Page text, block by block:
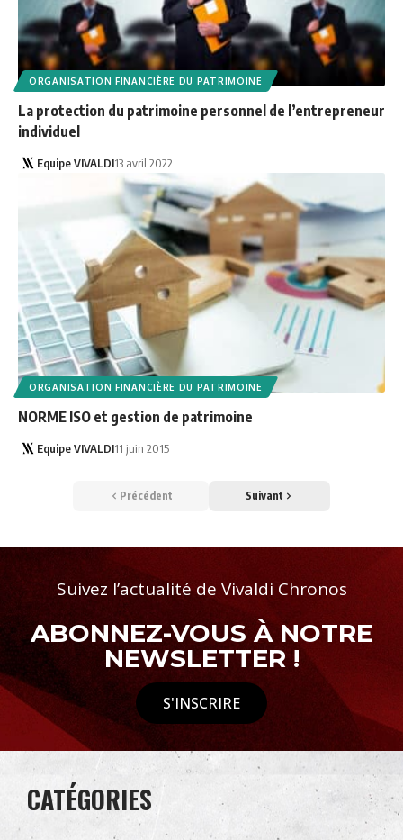
ORGANISATION FINANCIÈRE DU PATRIMOINE
La protection du patrimoine personnel de l’entrepreneur
individuel
Equipe VIVALDI13 avril 2022
ORGANISATION FINANCIÈRE DU PATRIMOINE
NORME ISO et gestion de patrimoine
Equipe VIVALDI11 juin 2015
Précédent Suivant
Suivez l’actualité de Vivaldi Chronos
ABONNEZ-VOUS À NOTRE
NEWSLETTER !
S'INSCRIRE
CATÉGORIES